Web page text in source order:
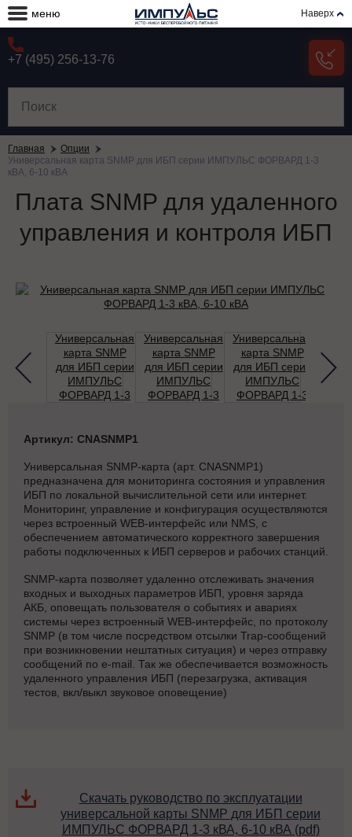
меню Наверх
+7 (495) 256-13-76
Главная
Опции
Универсальная карта SNMP для ИБП серии ИМПУЛЬС ФОРВАРД 1-3
кВА, 6-10 кВА
Плата SNMP для удаленного
управления и контроля ИБП
Артикул: CNASNMP1
Универсальная SNMP-карта (арт. CNASNMP1)
предназначена для мониторинга состояния и управления
ИБП по локальной вычислительной сети или интернет.
Мониторинг, управление и конфигурация осуществляются
через встроенный WEB-интерфейс или NMS, с
обеспечением автоматического корректного завершения
работы подключенных к ИБП серверов и рабочих станций.
SNMP-карта позволяет удаленно отслеживать значения
входных и выходных параметров ИБП, уровня заряда
АКБ, оповещать пользователя о событиях и авариях
системы через встроенный WEB-интерфейс, по протоколу
SNMP (в том числе посредством отсылки Trap-сообщений
при возникновении нештатных ситуация) и через отправку
сообщений по e-mail. Так же обеспечивается возможность
удаленного управления ИБП (перезагрузка, активация
тестов, вкл/выкл звуковое оповещение)
Скачать руководство по эксплуатации
универсальной карты SNMP для ИБП серии
ИМПУЛЬС ФОРВАРД 1-3 кВА, 6-10 кВА (pdf)